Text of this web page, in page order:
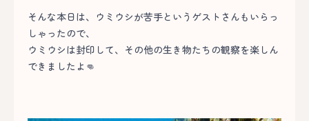
そんな本日は、ウミウシが苦手というゲストさんもいらっ
しゃったので、
ウミウシは封印して、その他の生き物たちの観察を楽しん
できましたよ👊